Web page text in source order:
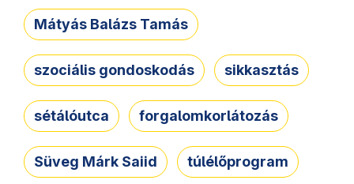
Mátyás Balázs Tamás
szociális gondoskodás sikkasztás
sétálóutca forgalomkorlátozás
Süveg Márk Saiid túlélőprogram